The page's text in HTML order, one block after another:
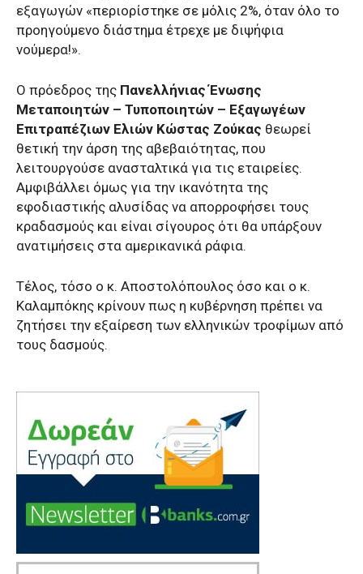
εξαγωγών «περιορίστηκε σε μόλις 2%, όταν όλο το
προηγούμενο διάστημα έτρεχε με διψήφια
νούμερα!».
Ο πρόεδρος της Πανελλήνιας Ένωσης
Μεταποιητών – Τυποποιητών – Εξαγωγέων
Επιτραπέζιων Ελιών Κώστας Ζούκας θεωρεί
θετική την άρση της αβεβαιότητας, που
λειτουργούσε ανασταλτικά για τις εταιρείες.
Αμφιβάλλει όμως για την ικανότητα της
εφοδιαστικής αλυσίδας να απορροφήσει τους
κραδασμούς και είναι σίγουρος ότι θα υπάρξουν
ανατιμήσεις στα αμερικανικά ράφια.
Τέλος, τόσο ο κ. Αποστολόπουλος όσο και ο κ.
Καλαμπόκης κρίνουν πως η κυβέρνηση πρέπει να
ζητήσει την εξαίρεση των ελληνικών τροφίμων από
τους δασμούς.